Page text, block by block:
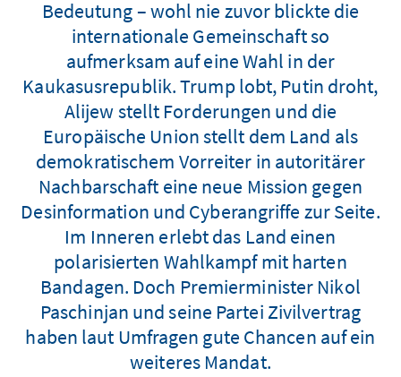
Bedeutung – wohl nie zuvor blickte die
internationale Gemeinschaft so
aufmerksam auf eine Wahl in der
Kaukasusrepublik. Trump lobt, Putin droht,
Alijew stellt Forderungen und die
Europäische Union stellt dem Land als
demokratischem Vorreiter in autoritärer
Nachbarschaft eine neue Mission gegen
Desinformation und Cyberangriffe zur Seite.
Im Inneren erlebt das Land einen
polarisierten Wahlkampf mit harten
Bandagen. Doch Premierminister Nikol
Paschinjan und seine Partei Zivilvertrag
haben laut Umfragen gute Chancen auf ein
weiteres Mandat.